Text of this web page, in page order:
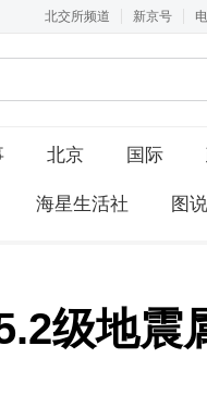
北交所频道 新京号
北京 国际
海星生活社 图说
级地震